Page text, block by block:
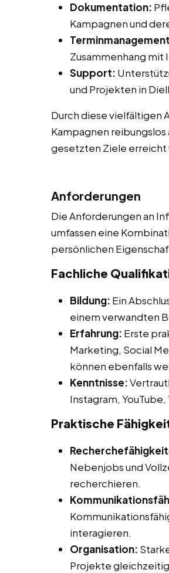
Dokumentation:
Kampagnen und
Zusammenhang
Support:
und Projekten in
Durch diese vielfältigen
Kampagnen
gesetzten Ziele erreicht
Anforderungen
Die Anforderungen an
umfassen eine
persönlichen
Fachliche
Bildung: Ein
einem verwandten
Erfahrung: Erste
Marketing, Social
können ebenfalls
Kenntnisse:
Instagram,
Praktische
Nebenjobs und
recherchieren.
interagieren.
Organisation:
Projekte